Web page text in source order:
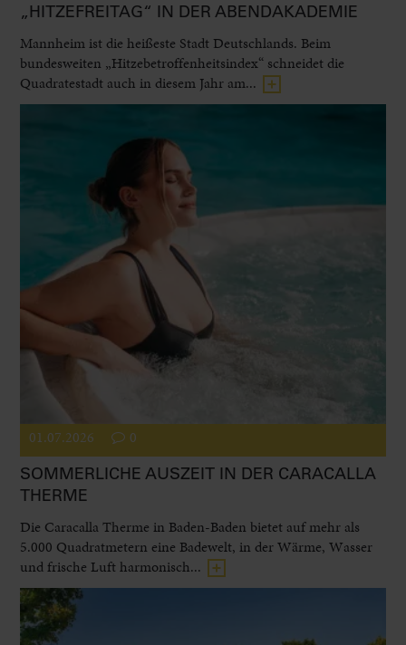
„HITZEFREITAG“ IN DER ABENDAKADEMIE
Mannheim ist die heißeste Stadt Deutschlands. Beim
bundesweiten „Hitzebetroffenheitsindex“ schneidet die
Quadratestadt auch in diesem Jahr am...
01.07.2026 0
SOMMERLICHE AUSZEIT IN DER CARACALLA
THERME
Die Caracalla Therme in Baden-Baden bietet auf mehr als
5.000 Quadratmetern eine Badewelt, in der Wärme, Wasser
und frische Luft harmonisch...